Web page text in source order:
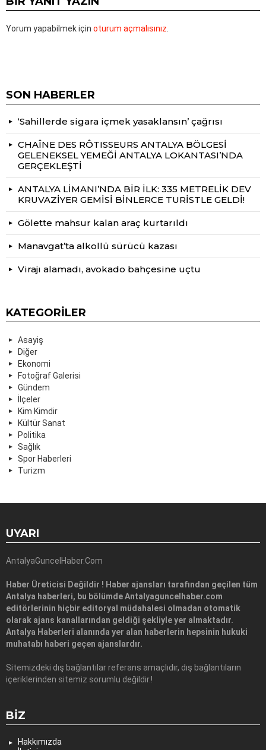
Yorum yapabilmek için oturum açmalısınız
SON HABERLER
‘Sahillerde sigara içmek yasaklansın’ çağrısı
CHAÎNE DES RÔTISSEURS ANTALYA BÖLGESİ
GELENEKSEL YEMEĞİ ANTALYA LOKANTASI’NDA
GERÇEKLEŞTİ
ANTALYA LİMANI’NDA BİR İLK: 335 METRELİK DEV
KRUVAZİYER GEMİSİ BİNLERCE TURİSTLE GELDİ!
Gölette mahsur kalan araç kurtarıldı
Manavgat’ta alkollü sürücü kazası
Virajı alamadı, avokado bahçesine uçtu
KATEGORILER
Asayiş
Diğer
Ekonomi
Fotoğraf Galerisi
Gündem
İlçeler
Kim Kimdir
Kültür Sanat
Politika
Sağlık
Spor Haberleri
Turizm
UYARI
AntalyaGuncelHaber.Com
Haber Üreticisi Değildir ! Haber ajansları tarafından geçilen tüm
Antalya haberleri, bu bölümde Antalyaguncelhaber.com
editörlerinin hiçbir editoryal müdahalesi olmadan otomatik
olarak ajans kanallarından geldiği şekliyle yer almaktadır.
Antalya Haberleri alanında yer alan haberlerin hepsinin hukuki
muhatabı haberi geçen ajanslardır.
Sitemizdeki dış bağlantılar referans amaçlıdır, dış bağlantıların
içeriklerinden sitemiz sorumlu değildir.!
BIZ
Hakkımızda